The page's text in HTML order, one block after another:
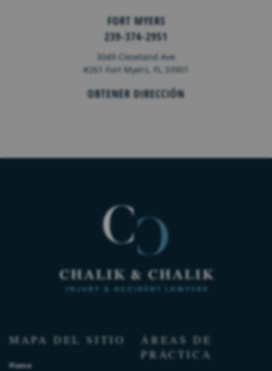
FORT MYERS
239-374-2951
3049 Cleveland Ave
#261 Fort Myers, FL 33901
OBTENER DIRECCIÓN
MAPA DEL SITIO
Home
ÁREAS DE
PRÁCTICA